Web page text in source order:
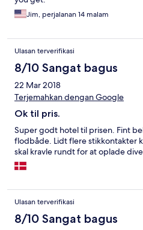
Jim, perjalanan 14 malam
Ulasan terverifikasi
8/10 Sangat bagus
22 Mar 2018
Terjemahkan dengan Google
Ok til pris.
Super godt hotel til prisen. Fint
flodbåde. Lidt flere stikkontakter
skal kravle rundt for at oplade
Ulasan terverifikasi
8/10 Sangat bagus